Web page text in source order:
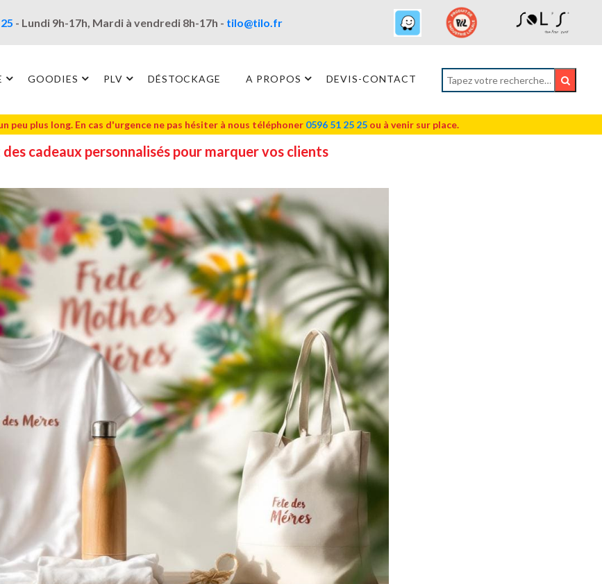
- Lundi 9h-17h, Mardi à vendredi 8h-17h - tilo@tilo.fr
GOODIES PLV DÉSTOCKAGE A PROPOS DEVIS-CONTACT
peu plus long. En cas d'urgence ne pas hésiter à nous téléphoner 0596 51 25 25 ou à venir sur place.
cadeaux personnalisés pour marquer vos clients